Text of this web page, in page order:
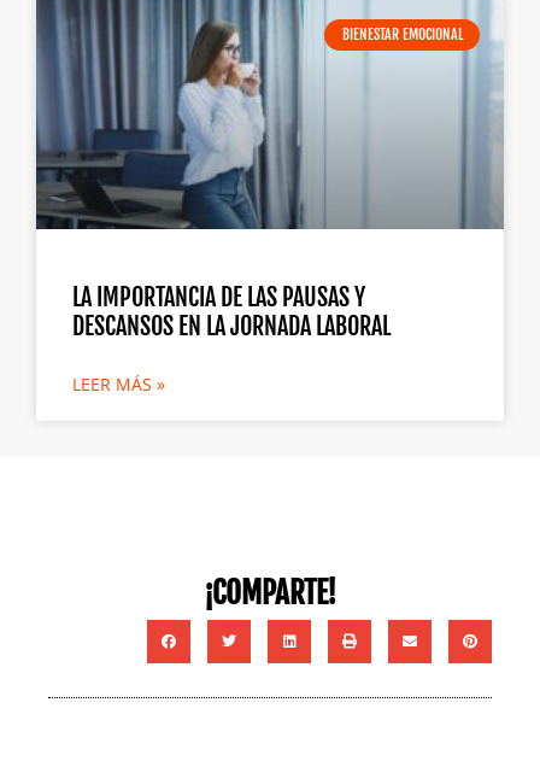
BIENESTAR EMOCIONAL
LA IMPORTANCIA DE LAS PAUSAS Y
DESCANSOS EN LA JORNADA LABORAL
LEER MÁS »
¡COMPARTE!